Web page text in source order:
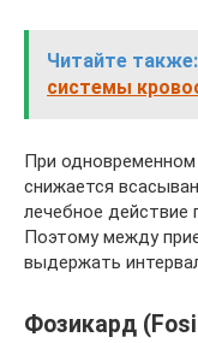
Читайте также:
системы
При
снижается
лечебное действие
Поэтому между
выдержать
Фозикард